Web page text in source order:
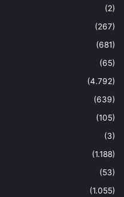
(2)
(267)
(681)
(65)
(4.792)
(639)
(105)
(3)
(1.188)
(53)
(1.055)